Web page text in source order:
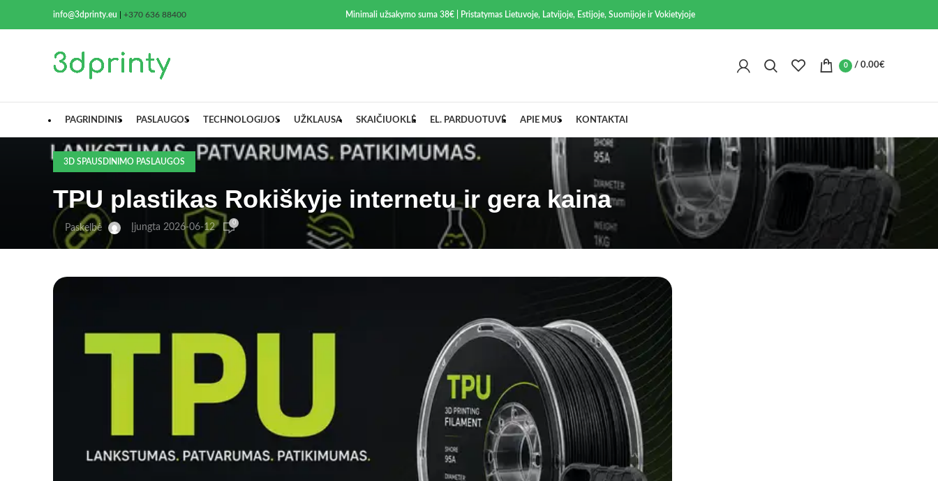
info@3dprinty.eu +370 636 88400 Minimali užsakymo suma 38€ | Pristatymas Lietuvoje, Latvijoje, Estijoje, Suomijoje ir Vokietyjoje
0 / 0.00€
PAGRINDINIS PASLAUGOS TECHNOLOGIJOS UŽKLAUSA SKAIČIUOKLĖ EL. PARDUOTUVĖ APIE MUS KONTAKTAI
3D SPAUSDINIMO PASLAUGOS
TPU plastikas Rokiškyje internetu ir gera kaina
Paskelbė Įjungta 2026-06-12 0